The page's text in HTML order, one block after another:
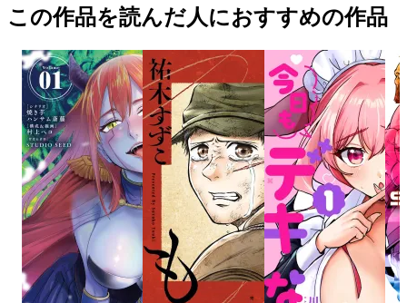
この作品を読んだ人におすすめの作品